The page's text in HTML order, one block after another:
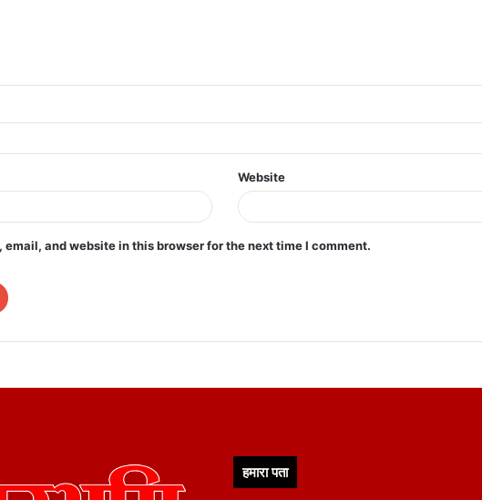
Website
email, and website in this browser for the next time I comment.
हमारा पता